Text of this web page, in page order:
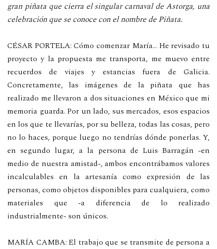
gran piñata que cierra el singular carnaval de Astorga, una
celebración que se conoce con el nombre de Piñata.
CÉSAR PORTELA: Cómo comenzar María… He revisado tu
proyecto y la propuesta me transporta, me muevo entre
recuerdos de viajes y estancias fuera de Galicia.
Concretamente, las imágenes de la piñata que has
realizado me llevaron a dos situaciones en México que mi
memoria guarda. Por un lado, sus mercados, esos espacios
en los que te llevarías, por su belleza, todas las cosas, pero
no lo haces, porque luego no tendrías dónde ponerlas. Y,
en segundo lugar, a la persona de Luis Barragán -en
medio de nuestra amistad-, ambos encontrábamos valores
incalculables en la artesanía como expresión de las
personas, como objetos disponibles para cualquiera, como
materiales que -a diferencia de lo realizado
industrialmente- son únicos.
MARÍA CAMBA: El trabajo que se transmite de persona a